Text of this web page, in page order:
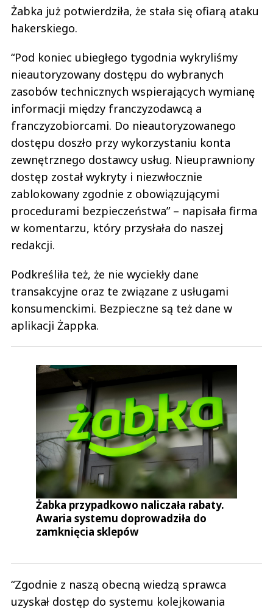
Żabka już potwierdziła, że stała się ofiarą ataku
hakerskiego.
“Pod koniec ubiegłego tygodnia wykryliśmy
nieautoryzowany dostępu do wybranych
zasobów technicznych wspierających wymianę
informacji między franczyzodawcą a
franczyzobiorcami. Do nieautoryzowanego
dostępu doszło przy wykorzystaniu konta
zewnętrznego dostawcy usług. Nieuprawniony
dostęp został wykryty i niezwłocznie
zablokowany zgodnie z obowiązującymi
procedurami bezpieczeństwa” – napisała firma
w komentarzu, który przysłała do naszej
redakcji.
Podkreśliła też, że nie wyciekły dane
transakcyjne oraz te związane z usługami
konsumenckimi. Bezpieczne są też dane w
aplikacji Żappka.
Żabka przypadkowo naliczała rabaty.
Awaria systemu doprowadziła do
zamknięcia sklepów
“Zgodnie z naszą obecną wiedzą sprawca
uzyskał dostęp do systemu kolejkowania